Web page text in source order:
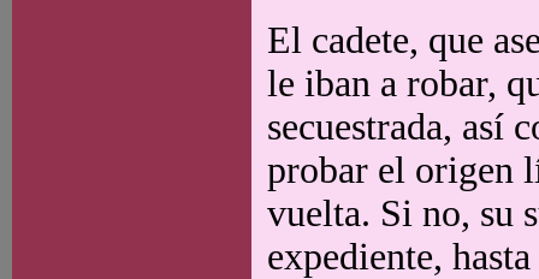
El cadete, que
le iban a robar,
secuestrada, así
probar el origen
vuelta. Si no, su
expediente,